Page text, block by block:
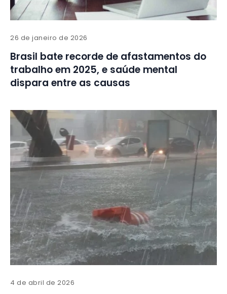
26 de janeiro de 2026
Brasil bate recorde de afastamentos do
trabalho em 2025, e saúde mental
dispara entre as causas
4 de abril de 2026